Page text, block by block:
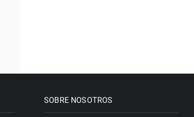
SOBRE NOSOTROS